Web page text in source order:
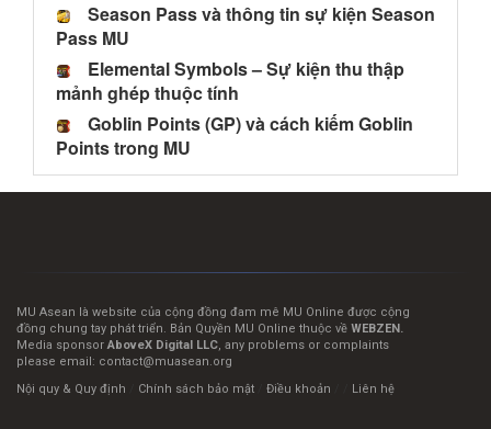
Season Pass và thông tin sự kiện Season
Pass MU
Elemental Symbols – Sự kiện thu thập
mảnh ghép thuộc tính
Goblin Points (GP) và cách kiếm Goblin
Points trong MU
MU Asean là website của cộng đồng đam mê MU Online được cộng
đồng chung tay phát triển. Bản Quyền MU Online thuộc về WEBZEN.
Media sponsorAboveX Digital LLC, any problems or complaints
please email: contact@muasean.org
Nội quy & Quy định
Chính sách bảo mật Điều khoản Liên hệ